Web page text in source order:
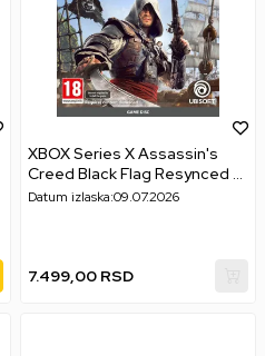
XBOX Series X Assassin's
Creed Black Flag Resynced -
Day One Edition
Datum izlaska:09.07.2026
7.499,00 RSD